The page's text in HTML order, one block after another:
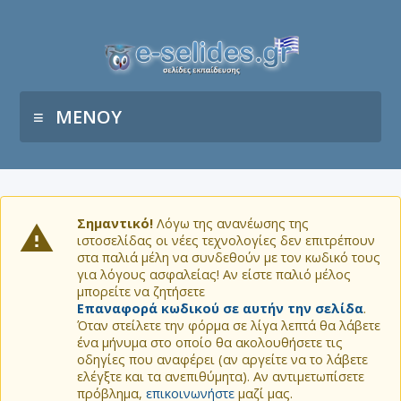
ΜΕΝΟΥ
Σημαντικό! Λόγω της ανανέωσης της
ιστοσελίδας οι νέες τεχνολογίες δεν επιτρέπουν
στα παλιά μέλη να συνδεθούν με τον κωδικό τους
για λόγους ασφαλείας! Αν είστε παλιό μέλος
μπορείτε να ζητήσετε
Επαναφορά κωδικού σε αυτήν την σελίδα.
Όταν στείλετε την φόρμα σε λίγα λεπτά θα λάβετε
ένα μήνυμα στο οποίο θα ακολουθήσετε τις
οδηγίες που αναφέρει (αν αργείτε να το λάβετε
ελέγξτε και τα ανεπιθύμητα). Αν αντιμετωπίσετε
πρόβλημα, επικοινωνήστε μαζί μας.